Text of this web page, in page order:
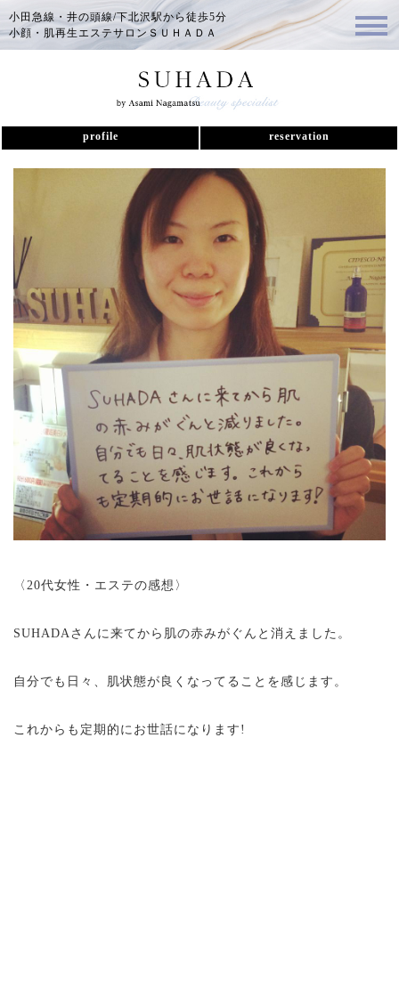
小田急線・井の頭線/下北沢駅から徒歩5分
小顔・肌再生エステサロンＳＵＨＡＤＡ
profile reservation
〈20代女性・エステの感想〉
SUHADAさんに来てから肌の赤みがぐんと消えました。
自分でも日々、肌状態が良くなってることを感じます。
これからも定期的にお世話になります!